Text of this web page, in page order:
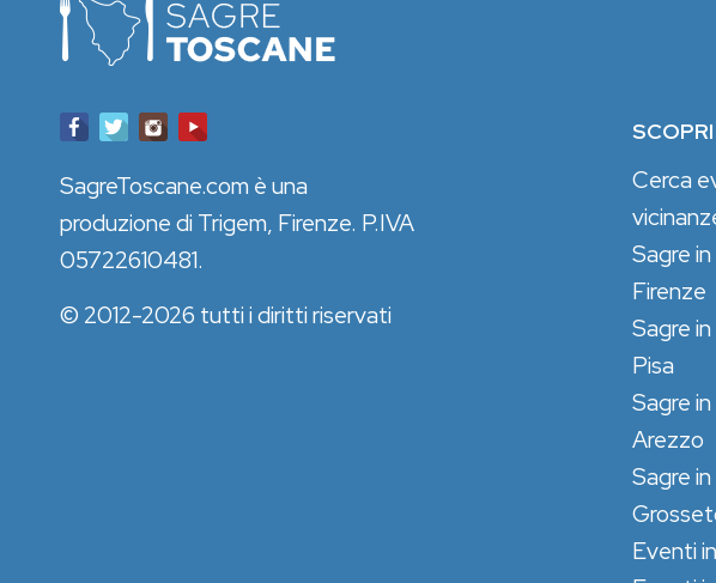
Cerca
Sagre
Firenze
Sagre
Pisa
Sagre
Arezzo
Sagre
Eventi
SagreToscane.com è una
produzione di Trigem, Firenze. P.IVA
05722610481.
© 2012-2026 tutti i diritti riservati